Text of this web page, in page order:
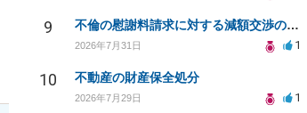
9 不倫の慰謝料請求に対する減額交渉の可能性と対策
2026年7月31日 1
10 不動産の財産保全処分
2026年7月29日 1